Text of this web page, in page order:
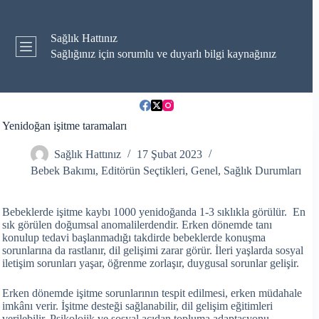
Sağlık Hattınız
Sağlığınız için sorumlu ve duyarlı bilgi kaynağınız
Yenidoğan işitme taramaları
Sağlık Hattınız
17 Şubat 2023
Bebek Bakımı, Editörün Seçtikleri, Genel, Sağlık Durumları
Bebeklerde işitme kaybı 1000 yenidoğanda 1-3 sıklıkla görülür. En
sık görülen doğumsal anomalilerdendir. Erken dönemde tanı
konulup tedavi başlanmadığı takdirde bebeklerde konuşma
sorunlarına da rastlanır, dil gelişimi zarar görür. İleri yaşlarda sosyal
iletişim sorunları yaşar, öğrenme zorlaşır, duygusal sorunlar gelişir.
Erken dönemde işitme sorunlarının tespit edilmesi, erken müdahale
imkânı verir. İşitme desteği sağlanabilir, dil gelişim eğitimleri